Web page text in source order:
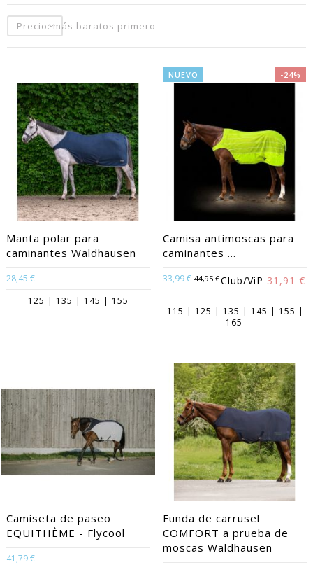
Precio: más baratos primero
Manta polar para
caminantes Waldhausen
28,45 €
125 | 135 | 145 | 155
NUEVO -24%
Camisa antimoscas para
caminantes ...
33,99 € 44,95 €Club/ViP 31,91 €
115 | 125 | 135 | 145 | 155 |
165
Camiseta de paseo
EQUITHÈME - Flycool
41,79 €
Funda de carrusel
COMFORT a prueba de
moscas Waldhausen